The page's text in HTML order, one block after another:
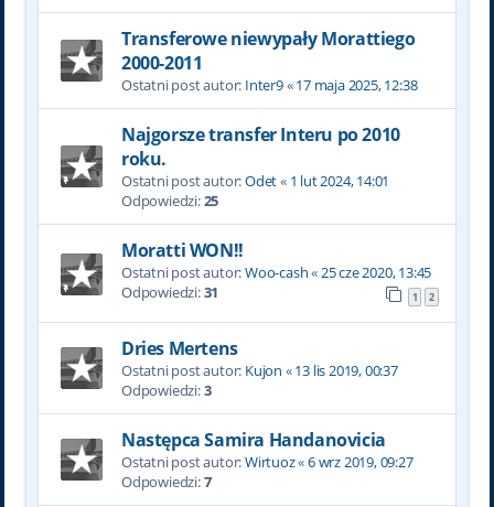
Transferowe niewypały Morattiego
2000-2011
Ostatni post autor: Inter9«17 maja 2025, 12:38
Najgorsze transfer Interu po 2010
roku.
Ostatni post autor:Odet« 1 lut 2024, 14:01
Odpowiedzi:25
Moratti WON!!
Ostatni post autor:Woo-cash«25 cze 2020, 13:45
Odpowiedzi:31 1 2
Dries Mertens
Ostatni post autor: Kujon «13 lis 2019, 00:37
Odpowiedzi:3
Następca Samira Handanovicia
Ostatni post autor:Wirtuoz«6 wrz 2019, 09:27
Odpowiedzi:7